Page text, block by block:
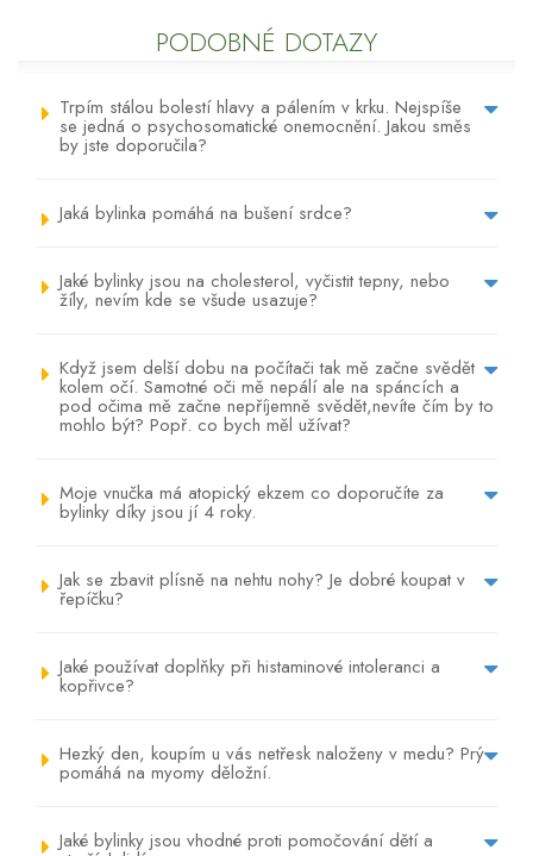
PODOBNÉ DOTAZY
Trpím stálou bolestí hlavy a pálením v krku. Nejspíše
se jedná o psychosomatické onemocnění. Jakou směs
by jste doporučila?
Jaká bylinka pomáhá na bušení srdce?
Jaké bylinky jsou na cholesterol, vyčistit tepny, nebo
žíly, nevím kde se všude usazuje?
Když jsem delší dobu na počítači tak mě začne svědět
kolem očí. Samotné oči mě nepálí ale na spáncích a
pod očima mě začne nepříjemně svědět,nevíte čím by to
mohlo být? Popř. co bych měl užívat?
Moje vnučka má atopický ekzem co doporučíte za
bylinky díky jsou jí 4 roky.
Jak se zbavit plísně na nehtu nohy? Je dobré koupat v
řepíčku?
Jaké používat doplňky při histaminové intoleranci a
kopřivce?
Hezký den, koupím u vás netřesk naloženy v medu? Prý
pomáhá na myomy děložní.
Jaké bylinky jsou vhodné proti pomočování dětí a